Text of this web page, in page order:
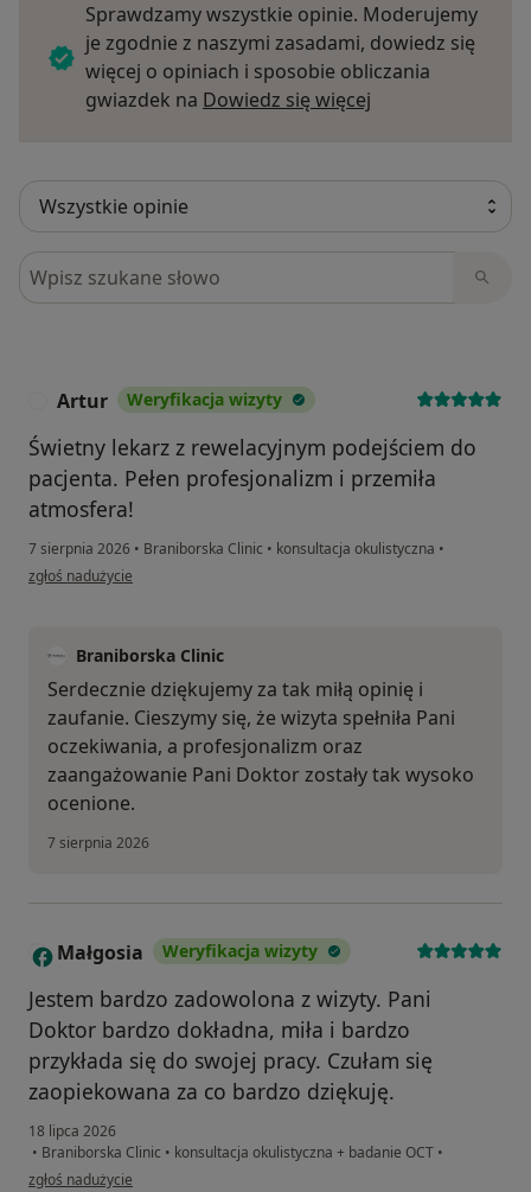
Sprawdzamy wszystkie opinie. Moderujemy
je zgodnie z naszymi zasadami, dowiedz się
więcej o opiniach i sposobie obliczania
gwiazdek na Dowiedz się więcej
Szukaj w opiniach
Artur Weryfikacja wizyty
Świetny lekarz z rewelacyjnym podejściem do
pacjenta. Pełen profesjonalizm i przemiła
atmosfera!
7 sierpnia 2026 • Braniborska Clinic • konsultacja okulistyczna •
w opinii użytkownika Artur
zgłoś nadużycie
Braniborska Clinic
Serdecznie dziękujemy za tak miłą opinię i
zaufanie. Cieszymy się, że wizyta spełniła Pani
oczekiwania, a profesjonalizm oraz
zaangażowanie Pani Doktor zostały tak wysoko
ocenione.
7 sierpnia 2026
M Małgosia Weryfikacja wizyty
Jestem bardzo zadowolona z wizyty. Pani
Doktor bardzo dokładna, miła i bardzo
przykłada się do swojej pracy. Czułam się
zaopiekowana za co bardzo dziękuję.
18 lipca 2026
• Braniborska Clinic • konsultacja okulistyczna + badanie OCT •
w opinii użytkownika Małgosia
zgłoś nadużycie